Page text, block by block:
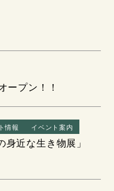
ープン！！
情報 イベント案内
近な生き物展」